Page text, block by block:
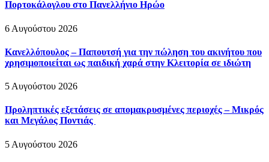
Πορτοκάλογλου στο Πανελλήνιο Ηρώο
6 Αυγούστου 2026
Κανελλόπουλος – Παπουτσή για την πώληση του ακινήτου που
χρησιμοποιείται ως παιδική χαρά στην Κλειτορία σε ιδιώτη
5 Αυγούστου 2026
Προληπτικές εξετάσεις σε απομακρυσμένες περιοχές – Μικρός
και Μεγάλος Ποντιάς
5 Αυγούστου 2026